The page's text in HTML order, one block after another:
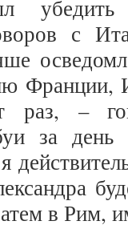
убедить
с
раз, –
за день
в Рим,